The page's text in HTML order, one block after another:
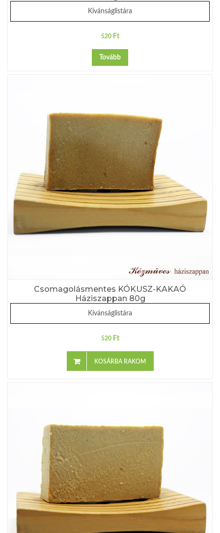
Kívánságlistára
520 Ft
Tovább
Csomagolásmentes KÓKUSZ-KAKAÓ
Háziszappan 80g
Kívánságlistára
520 Ft
KOSÁRBA RAKOM